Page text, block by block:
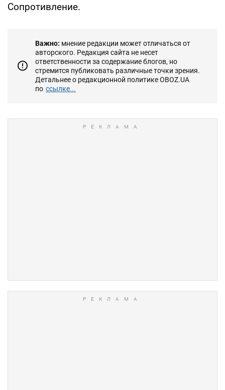
Сопротивление.
Важно: мнение редакции может отличаться от
авторского. Редакция сайта не несет
ответственности за содержание блогов, но
стремится публиковать различные точки зрения.
Детальнее о редакционной политике OBOZ.UA
по ссылке...